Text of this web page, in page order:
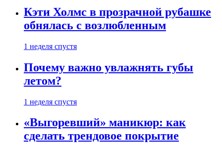
Кэти Холмс в прозрачной рубашке
обнялась с возлюбленным
1 неделя спустя
Почему важно увлажнять губы
летом?
1 неделя спустя
«Выгоревший» маникюр: как
сделать трендовое покрытие